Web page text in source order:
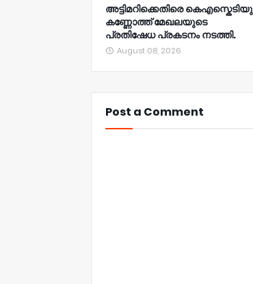
അട്ടിമറിക്കെതിരെ കെഎസ്കെടിയു
കണ്ണോത്ത് മേഖലയുടെ
പ്രതിഷേധ പ്രകടനം നടത്തി.
August 08, 2026
Post a Comment